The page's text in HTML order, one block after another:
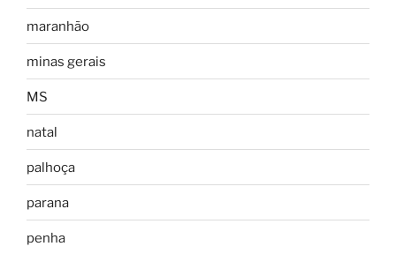
maranhão
minas gerais
MS
natal
palhoça
parana
penha